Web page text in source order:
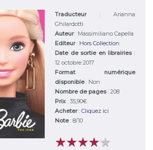
Traducteur : Arianna
Ghilardotti
Auteur: Massimiliano Capella
Editeur: Hors Collection
Date de sortie en librairies :
12 octobre 2017
Format numérique
disponible: Non
Nombre de pages: 208
Prix: 35,90€
Acheter: Cliquez ici
Note: 8/10
★★★★★
★★★★★